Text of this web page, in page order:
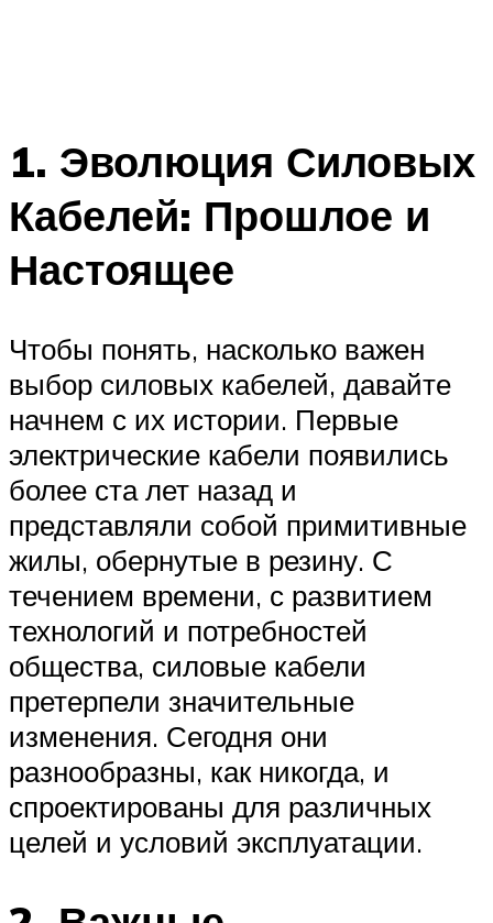
1. Эволюция Силовых
Кабелей: Прошлое и
Настоящее
Чтобы понять, насколько важен
выбор силовых кабелей, давайте
начнем с их истории. Первые
электрические кабели появились
более ста лет назад и
представляли собой примитивные
жилы, обернутые в резину. С
течением времени, с развитием
технологий и потребностей
общества, силовые кабели
претерпели значительные
изменения. Сегодня они
разнообразны, как никогда, и
спроектированы для различных
целей и условий эксплуатации.